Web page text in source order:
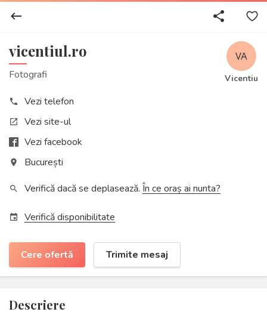
keyboard_backspace share
vicentiul.ro
Fotografi Vicentiu
phone Vezi telefon
open_in_new
Vezi site-ul
Vezi facebook
place București
search Verifică dacă se deplasează. În ce oraș ai nunta?
event Verifică disponibilitate
Cere ofertă Trimite mesaj
Descriere